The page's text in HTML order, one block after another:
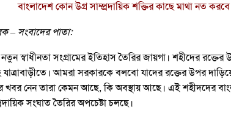
বাংলাদেশ কোন উগ্র সাম্প্রদায়িক শক্তির কাছে মাথা নত করবে
– সংবাদের পাতা:
নতুন স্বাধীনতা সংগ্রামের ইতিহাস তৈরির জায়গা। শহীদের
আমরা সরকারকে বলবো যাদের রক্তের উপর
খবর নেন তারা কেমন আছে, কি অবস্থায় আছে। এই শহীদদের
সংঘাত তৈরির অপচেষ্টা চলছে।